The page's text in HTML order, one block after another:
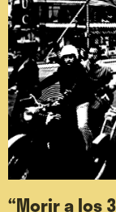
“Morir a los